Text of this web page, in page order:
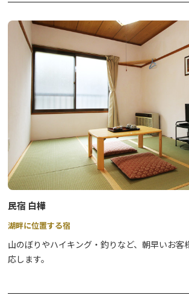
風）もご利用いただけます。黒毛和牛ステーキ
泊りにいらしてください。
民宿 白樺
湖畔に位置する宿
山のぼりやハイキング・釣りなど、朝早いお客
応します。